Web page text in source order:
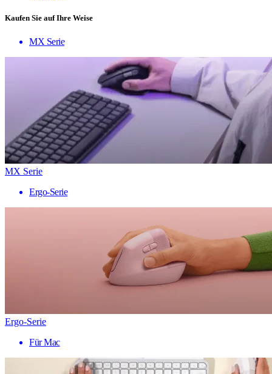
Kaufen Sie auf Ihre Weise
MX Serie
MX Serie
Ergo-Serie
Ergo-Serie
Für Mac